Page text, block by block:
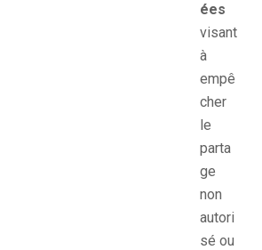
ées
visant
à
empê
cher
le
parta
ge
non
autori
sé ou